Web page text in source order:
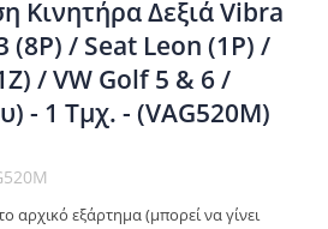
Κινητήρα Δεξιά Vibra
(8P) / Seat Leon (1P) /
/ VW Golf 5 & 6 /
- 1 Τμχ. - (VAG520M)
αρχικό εξάρτημα (μπορεί να γίνει